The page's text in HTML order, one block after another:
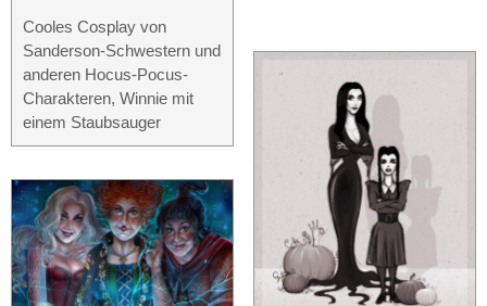
Cooles Cosplay von
Sanderson-Schwestern und
anderen Hocus-Pocus-
Charakteren, Winnie mit
einem Staubsauger